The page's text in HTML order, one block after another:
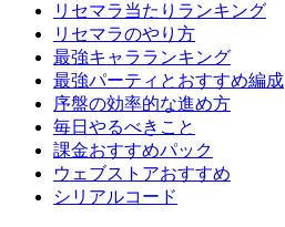
リセマラ当たりランキング
リセマラのやり方
最強キャラランキング
最強パーティとおすすめ編成
序盤の効率的な進め方
毎日やるべきこと
課金おすすめパック
ウェブストアおすすめ
シリアルコード